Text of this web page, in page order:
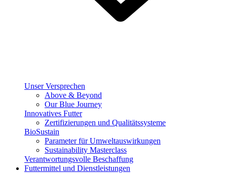
Unser Versprechen
Above & Beyond
Our Blue Journey
Innovatives Futter
Zertifizierungen und Qualitätssysteme
BioSustain
Parameter für Umweltauswirkungen
Sustainability Masterclass
Verantwortungsvolle Beschaffung
Futtermittel und Dienstleistungen